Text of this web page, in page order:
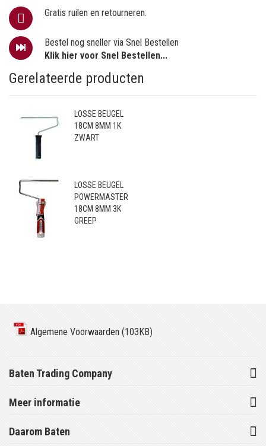
Gratis ruilen en retourneren.
Bestel nog sneller via Snel Bestellen
Klik hier voor Snel Bestellen...
Gerelateerde producten
LOSSE BEUGEL
18CM 8MM 1K
ZWART
LOSSE BEUGEL
POWERMASTER
18CM 8MM 3K
GREEP
Algemene Voorwaarden (103KB)
Baten Trading Company
Meer informatie
Daarom Baten